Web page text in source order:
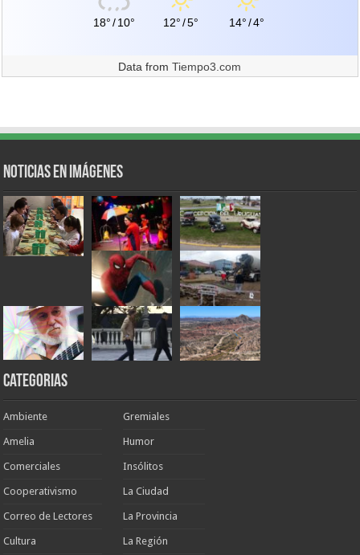
18°/10° 12°/5° 14°/4°
Data fromTiempo3.com
Noticias en Imágenes
Categorias
Ambiente
Amelia
Comerciales
Cooperativismo
Correo de Lectores
Cultura
Gremiales
Humor
Insólitos
La Ciudad
La Provincia
La Región